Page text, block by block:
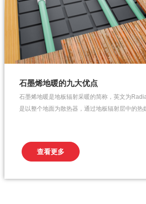
石墨烯地暖的九大优点
石墨烯地暖是地板辐射采暖的简称，英文为
是以整个地面为散热器，通过地板辐射层中的热
3、高效节能&n...
查看更多